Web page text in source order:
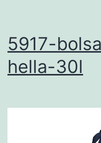
5917-
hella-30l